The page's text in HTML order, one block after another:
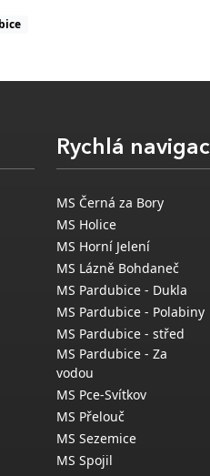
Rychlá
MS Černá za Bory
MS Holice
MS Horní Jelení
MS Lázně Bohdaneč
MS Pardubice - Dukla
MS Pardubice - Polabiny
MS Pardubice - střed
MS Pardubice - Za
vodou
MS Pce-Svítkov
MS Přelouč
MS Sezemice
MS Spojil